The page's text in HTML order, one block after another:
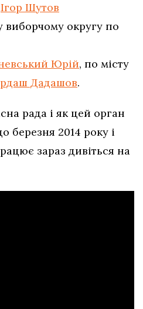
Ігор Шутов
округу по
Юрій, по місту
Дадашов.
рада і як цей орган
березня 2014 року і
зараз дивіться на